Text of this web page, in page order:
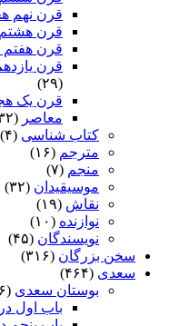
قرن نهم هجری – ۷۷۶
قرن هشتم هجری –
قرن هفتم هجری ۵۸۲
قرن یازدهم هجری
(۲۹)
قرن یک هجری – ۱
معاصر (۱۳۲)
کتاب شناسی (۴)
مترجم (۱۶)
منجم (۷)
موسیقیدان (۳۲)
نقاش (۱۹)
نوازنده (۱۰)
نویسندگان (۴۵)
سخن بزرگان (۳۱۶)
سعدی (۴۶۴)
بوستان سعدی (۲۳۶)
باب اول